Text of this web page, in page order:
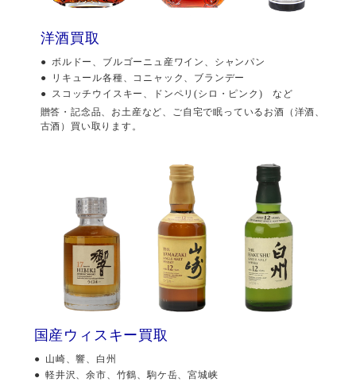
洋酒買取
ボルドー、ブルゴーニュ産ワイン、シャンパン
リキュール各種、コニャック、ブランデー
スコッチウイスキー、ドンペリ(シロ・ピンク) など
贈答・記念品、お土産など、ご自宅で眠っているお酒（洋酒、
古酒）買い取ります。
国産ウィスキー買取
山崎、響、白州
軽井沢、余市、竹鶴、駒ケ岳、宮城峡